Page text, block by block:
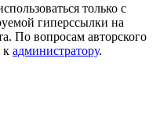
только с
гиперссылки на
По вопросам авторского
кадминистратору.